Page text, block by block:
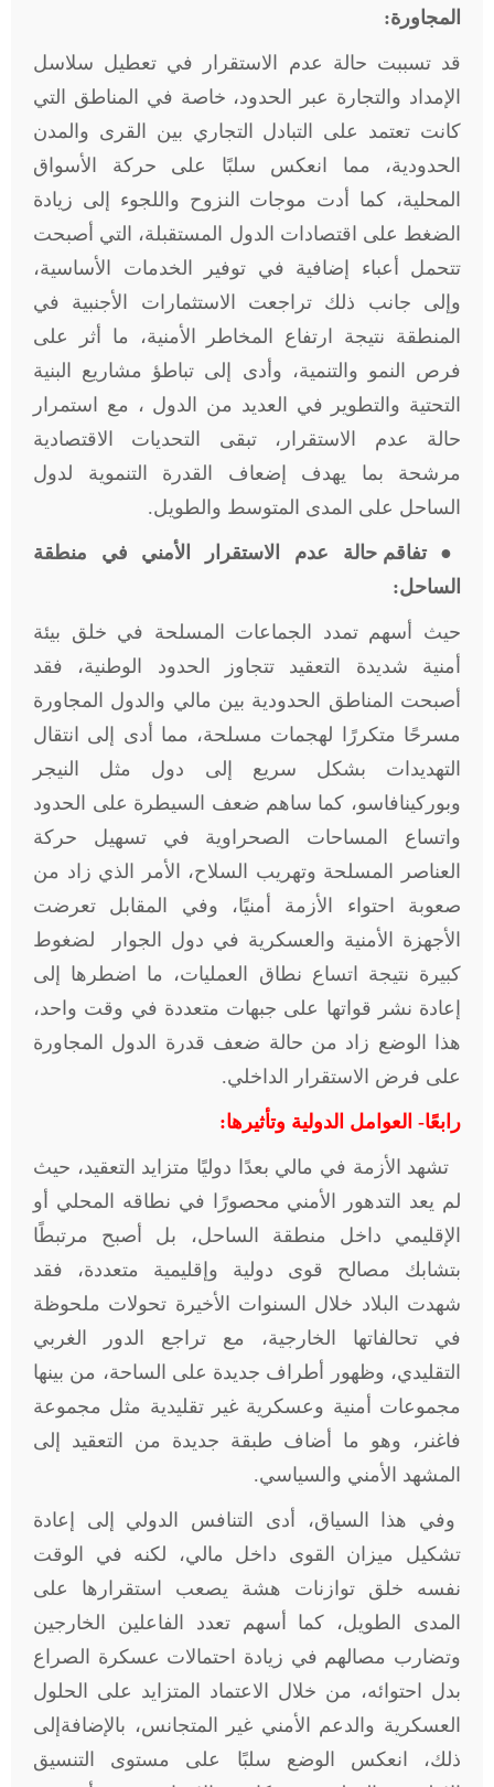
المجاورة:
قد تسببت حالة عدم الاستقرار في تعطيل سلاسل
الإمداد والتجارة عبر الحدود، خاصة في المناطق التي
كانت تعتمد على التبادل التجاري بين القرى والمدن
الحدودية، مما انعكس سلبًا على حركة الأسواق
المحلية، كما أدت موجات النزوح واللجوء إلى زيادة
الضغط على اقتصادات الدول المستقبلة، التي أصبحت
تتحمل أعباء إضافية في توفير الخدمات الأساسية،
وإلى جانب ذلك تراجعت الاستثمارات الأجنبية في
المنطقة نتيجة ارتفاع المخاطر الأمنية، ما أثر على
فرص النمو والتنمية، وأدى إلى تباطؤ مشاريع البنية
التحتية والتطوير في العديد من الدول ، مع استمرار
حالة عدم الاستقرار، تبقى التحديات الاقتصادية
مرشحة بما يهدف إضعاف القدرة التنموية لدول
الساحل على المدى المتوسط والطويل.
●تفاقم حالة عدم الاستقرار الأمني في منطقة
الساحل:
حيث أسهم تمدد الجماعات المسلحة في خلق بيئة
أمنية شديدة التعقيد تتجاوز الحدود الوطنية، فقد
أصبحت المناطق الحدودية بين مالي والدول المجاورة
مسرحًا متكررًا لهجمات مسلحة، مما أدى إلى انتقال
التهديدات بشكل سريع إلى دول مثل النيجر
وبوركينافاسو، كما ساهم ضعف السيطرة على الحدود
واتساع المساحات الصحراوية في تسهيل حركة
العناصر المسلحة وتهريب السلاح، الأمر الذي زاد من
صعوبة احتواء الأزمة أمنيًا، وفي المقابل تعرضت
الأجهزة الأمنية والعسكرية في دول الجوار لضغوط
كبيرة نتيجة اتساع نطاق العمليات، ما اضطرها إلى
إعادة نشر قواتها على جبهات متعددة في وقت واحد،
هذا الوضع زاد من حالة ضعف قدرة الدول المجاورة
على فرض الاستقرار الداخلي.
رابعًا- العوامل الدولية وتأثيرها:
تشهد الأزمة في مالي بعدًا دوليًا متزايد التعقيد، حيث
لم يعد التدهور الأمني محصورًا في نطاقه المحلي أو
الإقليمي داخل منطقة الساحل، بل أصبح مرتبطًا
بتشابك مصالح قوى دولية وإقليمية متعددة، فقد
شهدت البلاد خلال السنوات الأخيرة تحولات ملحوظة
في تحالفاتها الخارجية، مع تراجع الدور الغربي
التقليدي، وظهور أطراف جديدة على الساحة، من بينها
مجموعات أمنية وعسكرية غير تقليدية مثل مجموعة
فاغنر، وهو ما أضاف طبقة جديدة من التعقيد إلى
المشهد الأمني والسياسي.
وفي هذا السياق، أدى التنافس الدولي إلى إعادة
تشكيل ميزان القوى داخل مالي، لكنه في الوقت
نفسه خلق توازنات هشة يصعب استقرارها على
المدى الطويل، كما أسهم تعدد الفاعلين الخارجين
وتضارب مصالهم في زيادة احتمالات عسكرة الصراع
بدل احتوائه، من خلال الاعتماد المتزايد على الحلول
العسكرية والدعم الأمني غير المتجانس، بالإضافةإلى
ذلك، انعكس الوضع سلبًا على مستوى التنسيق